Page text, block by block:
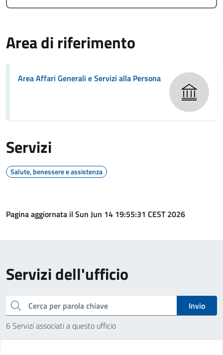
Area di riferimento
Area Affari Generali e Servizi alla Persona
Servizi
Salute, benessere e assistenza
Pagina aggiornata il Sun Jun 14 19:55:31 CEST 2026
Servizi dell'ufficio
cerca
Invio
6 Servizi associati a questo ufficio